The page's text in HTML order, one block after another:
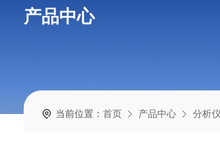
产品中心
当前位置：首页 产品中心 分析